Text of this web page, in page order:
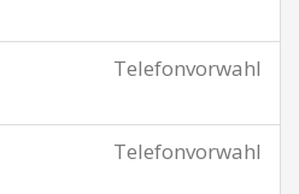
Telefonvorwahl
Telefonvorwahl